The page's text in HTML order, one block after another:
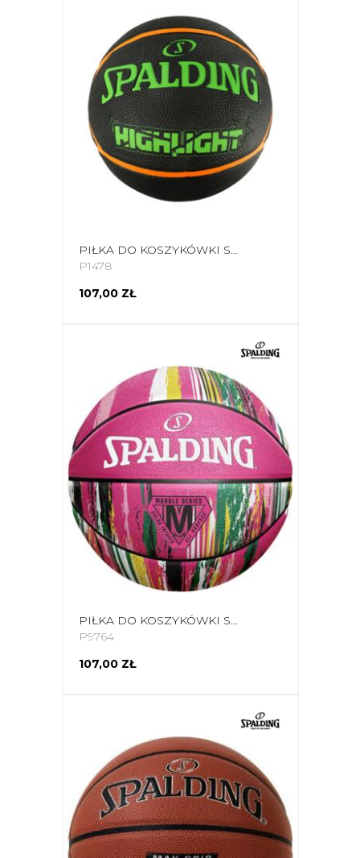
PIŁKA DO KOSZYKÓWKI SPALDING HIGHLIGHT CZARNO-ZIELONO-POMARAŃCZOWA 84354Z
P1478
107,00 ZŁ
PIŁKA DO KOSZYKÓWKI SPALDING MARBLE RÓŻOWA 84402Z
P9764
107,00 ZŁ